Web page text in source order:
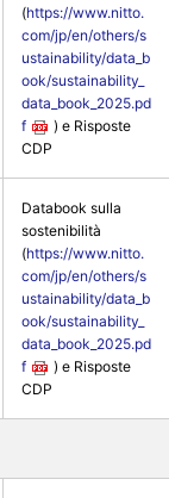
(https://www.nitto.
com/jp/en/others/s
ustainability/data_b
ook/sustainability_
data_book_2025.pd
f
) e Risposte
CDP
Databook sulla
sostenibilità
(https://www.nitto.
com/jp/en/others/s
ustainability/data_b
ook/sustainability_
data_book_2025.pd
f
) e Risposte
CDP